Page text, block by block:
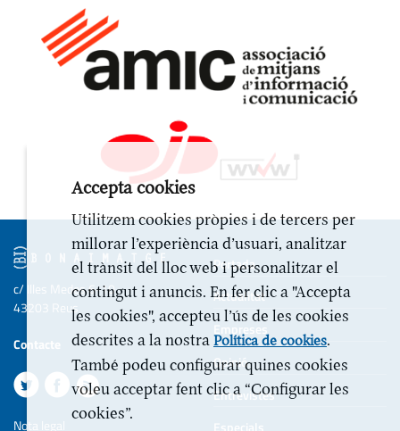
Portada
Actualitat
Empreses
Opinió
Entrevistes
Especials
c/ Illes Medes 6-10
43203 Reus
Contacte
Nota legal
Accepta cookies
Utilitzem cookies pròpies i de tercers per
millorar l’experiència d’usuari, analitzar
el trànsit del lloc web i personalitzar el
contingut i anuncis. En fer clic a "Accepta
les cookies", accepteu l’ús de les cookies
descrites a la nostra Política de cookies.
També podeu configurar quines cookies
voleu acceptar fent clic a “Configurar les
cookies”.